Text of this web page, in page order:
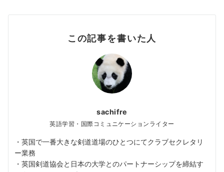
この記事を書いた人
sachifre
英語学習・国際コミュニケーションライター
・英国で一番大きな剣道道場のひとつにてクラブセクレタリ
ー業務
・英国剣道協会と日本の大学とのパートナーシップを締結す